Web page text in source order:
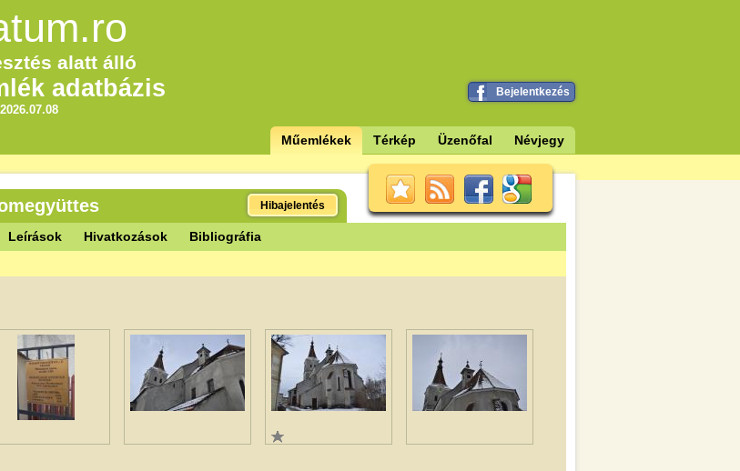
alatt álló
adatbázis Bejelentkezés
Műemlékek Térkép Üzenőfal Névjegy
Hibajelentés
Leírások Hivatkozások Bibliográfia